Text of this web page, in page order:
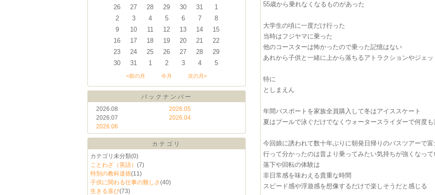
26
27 28 29 30 31
1
2
3 4 5 6 7
8
9
10 11 12 13 14
15
16
17 18 19 20 21
22
23
24 25 26 27 28
29
30
31 1 2 3 4 5
<前の月 今月 次の月>
バックナンバー
2026.08
2026.07
2026.06
2026.05
2026.04
カテゴリ
カテゴリ未分類(0)
ことわざ（英語） (7)
特別の教科道徳(11)
子供に関わる仕事の難しさ(40)
生きる喜び(73)
55歳から乗れなくなるものがあった
大学生の頃に一度だけ行った
当時はフジヤマに乗った
他のコースターは怖かったので乗った記憶はない
あれから子供と一緒に上から落ちるアトラクションやジェ
特に
としまえん
年間パスポートを家族全員購入して冬はアイススケート
夏はプールで泳ぐだけでなくウォータースライダーで何度
今回娘に誘われて数十年ぶりに朝発日帰りのバスツアーで
行って分かったのは昔より乗ってみたい気持ちが強くなっ
落下や回転の体験は
非日常感を味わえる貴重な時間
スピード感や浮遊感を想像するだけで楽しそうだと感じる